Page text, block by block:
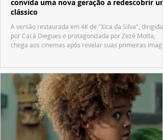
convida uma nova geração a redescobrir um
clássico
A versão restaurada em 4K de "Xica da Silva", dirigida
por Cacá Diegues e protagonizada por Zezé Motta,
chega aos cinemas após revelar suas primeiras